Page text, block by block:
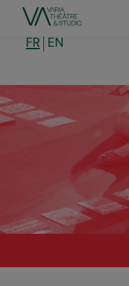
contenu
FR EN